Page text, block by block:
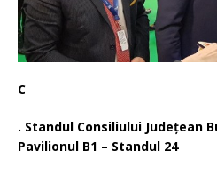
C
. Standul Consiliului Județean
Pavilionul B1 – Standul 24